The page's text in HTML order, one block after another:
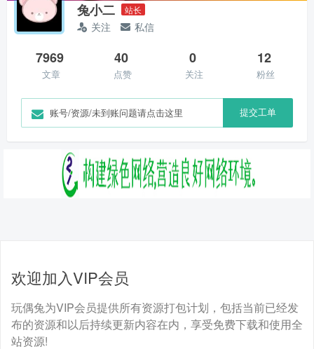
兔小二 站长
关注 私信
7969
文章
40
点赞
0
关注
12
粉丝
账号/资源/未到账问题请点击这里 提交工单
欢迎加入VIP会员
玩偶兔为VIP会员提供所有资源打包计划，包括当前已经发
布的资源和以后持续更新内容在内，享受免费下载和使用全
站资源!